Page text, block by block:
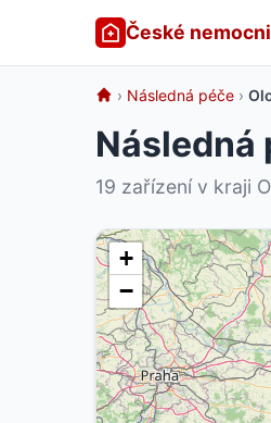
České
› Následná péče ›
Následná
19 zařízení v kraji
+
−